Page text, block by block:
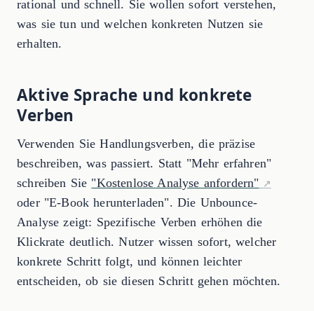
rational und schnell. Sie wollen sofort verstehen,
was sie tun und welchen konkreten Nutzen sie
erhalten.
Aktive Sprache und konkrete
Verben
Verwenden Sie Handlungsverben, die präzise
beschreiben, was passiert. Statt "Mehr erfahren"
schreiben Sie "Kostenlose Analyse anfordern"
oder "E-Book herunterladen". Die Unbounce-
Analyse zeigt: Spezifische Verben erhöhen die
Klickrate deutlich. Nutzer wissen sofort, welcher
konkrete Schritt folgt, und können leichter
entscheiden, ob sie diesen Schritt gehen möchten.